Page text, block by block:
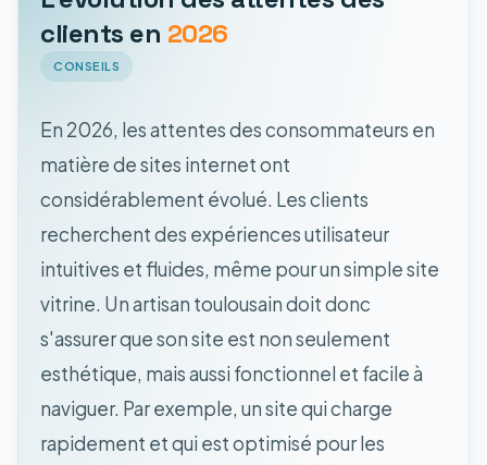
clients en 2026
CONSEILS
En 2026, les attentes des consommateurs en
matière de sites internet ont
considérablement évolué. Les clients
recherchent des expériences utilisateur
intuitives et fluides, même pour un simple site
vitrine. Un artisan toulousain doit donc
s'assurer que son site est non seulement
esthétique, mais aussi fonctionnel et facile à
naviguer. Par exemple, un site qui charge
rapidement et qui est optimisé pour les